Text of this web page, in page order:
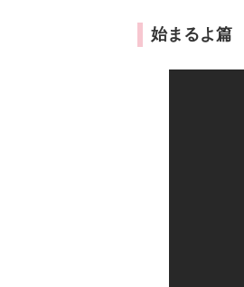
始まるよ篇